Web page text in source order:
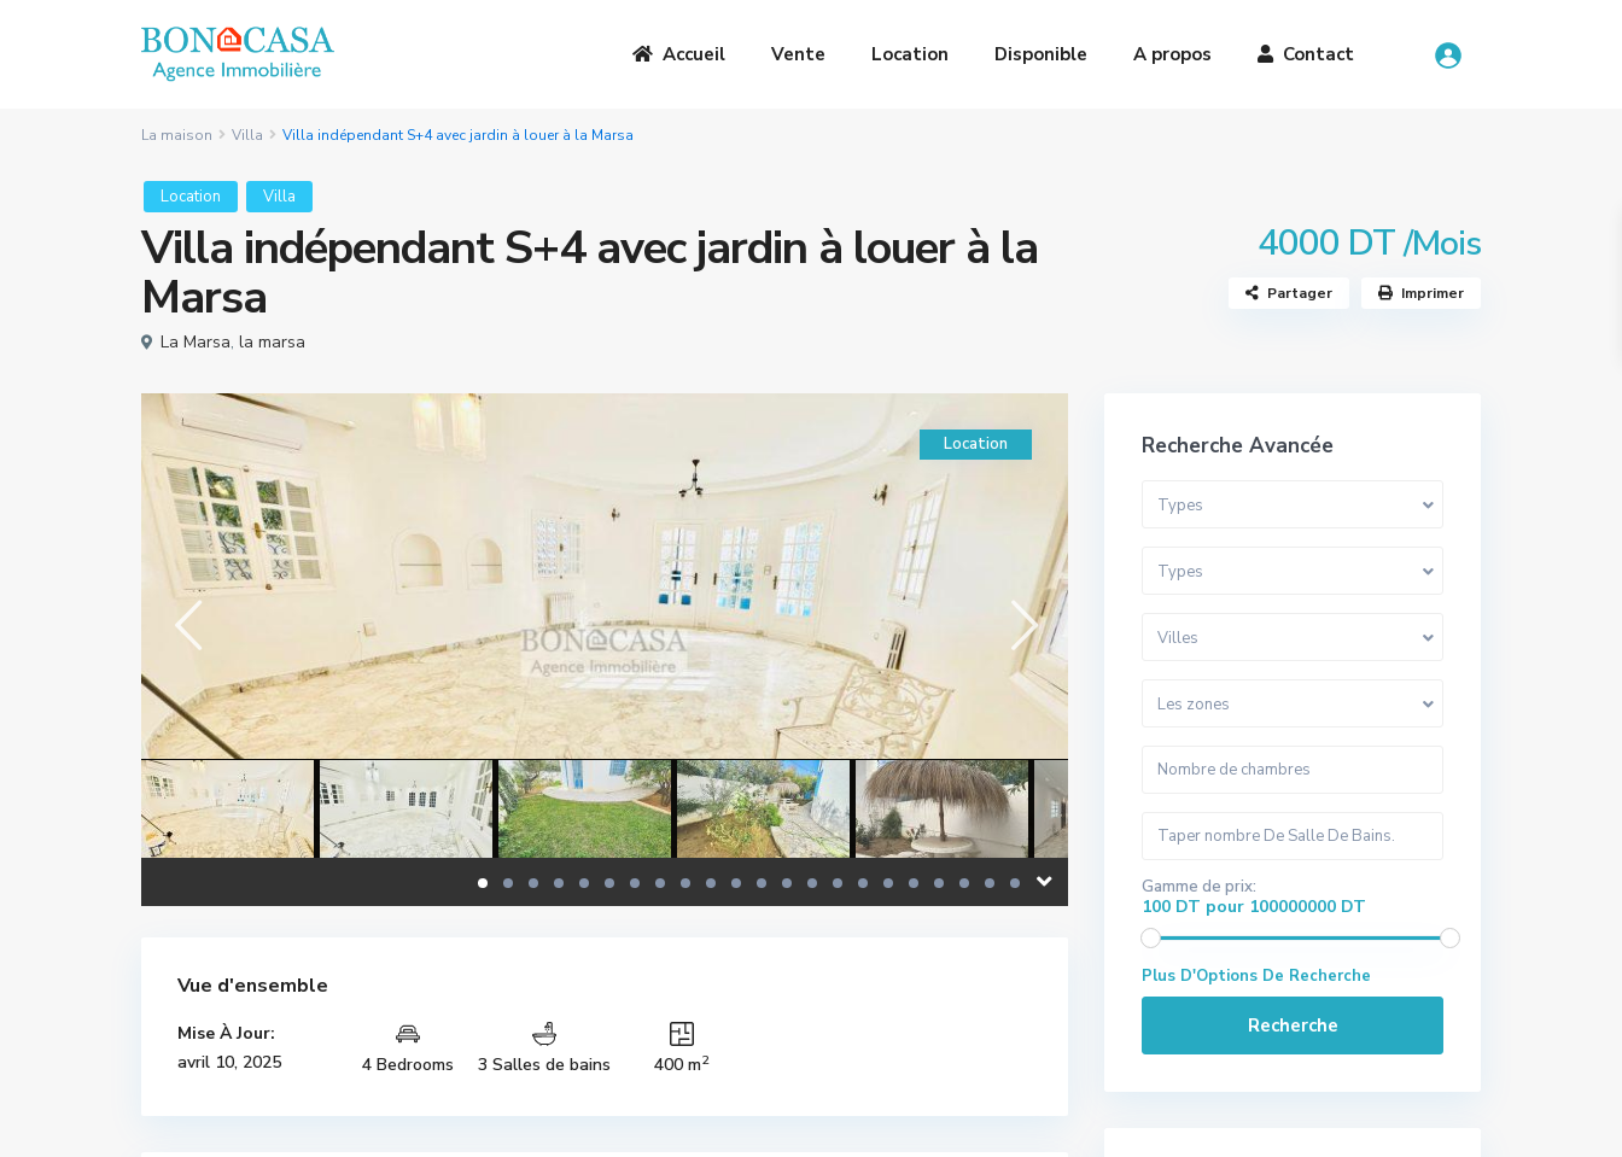
Accueil Vente Location Disponible A propos Contact
La maison Villa Villa indépendant S+4 avec jardin à louer à la Marsa
Location Villa
Villa indépendant S+4 avec jardin à louer à la
Marsa
4000 DT/Mois
La Marsa, la marsa
Partager Imprimer
Location
Vue d'ensemble
Mise À Jour:
avril 10, 2025
4 Bedrooms 3 Salles de bains 400 m2
Recherche Avancée
Types
Types
Villes
Les zones
Gamme de prix:
100 DT pour 100000000 DT
Plus D'Options De Recherche
Recherche